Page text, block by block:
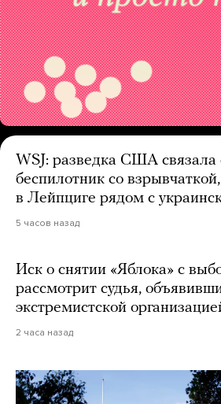
WSJ: разведка США связала
беспилотник со
в Лейпциге рядом с
5 часов назад
Иск о снятии «Яблока» с
рассмотрит судья,
экстремистской
2 часа назад